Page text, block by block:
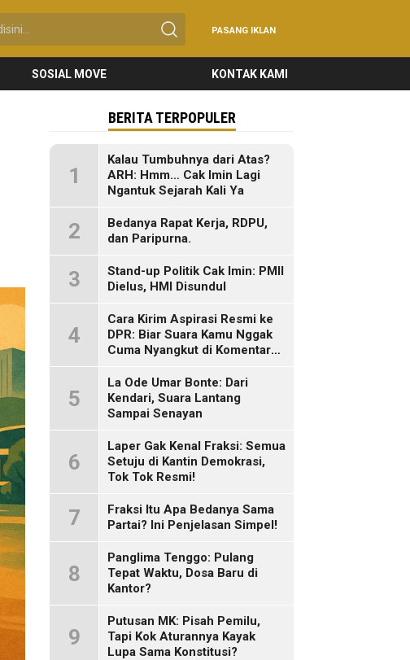
PASANG IKLAN
SOSIAL MOVE KONTAK KAMI
BERITA TERPOPULER
1
Kalau Tumbuhnya dari Atas?
ARH: Hmm… Cak Imin Lagi
Ngantuk Sejarah Kali Ya
2
Bedanya Rapat Kerja, RDPU,
dan Paripurna.
3
Stand-up Politik Cak Imin: PMII
Dielus, HMI Disundul
4
Cara Kirim Aspirasi Resmi ke
DPR: Biar Suara Kamu Nggak
Cuma Nyangkut di Komentar
5
La Ode Umar Bonte: Dari
Kendari, Suara Lantang
Sampai Senayan
6
Laper Gak Kenal Fraksi: Semua
Setuju di Kantin Demokrasi,
Tok Tok Resmi!
7
Fraksi Itu Apa Bedanya Sama
Partai? Ini Penjelasan Simpel!
8
Panglima Tenggo: Pulang
Tepat Waktu, Dosa Baru di
Kantor?
9
Putusan MK: Pisah Pemilu,
Tapi Kok Aturannya Kayak
Lupa Sama Konstitusi?